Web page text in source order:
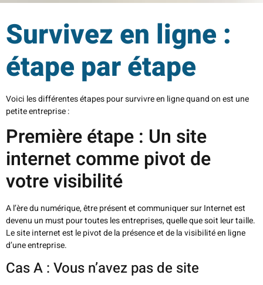
Survivez en ligne :
étape par étape
Voici les différentes étapes pour survivre en ligne quand on est une
petite entreprise :
Première étape : Un site
internet comme pivot de
votre visibilité
A l’ère du numérique, être présent et communiquer sur Internet est
devenu un must pour toutes les entreprises, quelle que soit leur taille.
Le site internet est le pivot de la présence et de la visibilité en ligne
d’une entreprise.
Cas A : Vous n’avez pas de site